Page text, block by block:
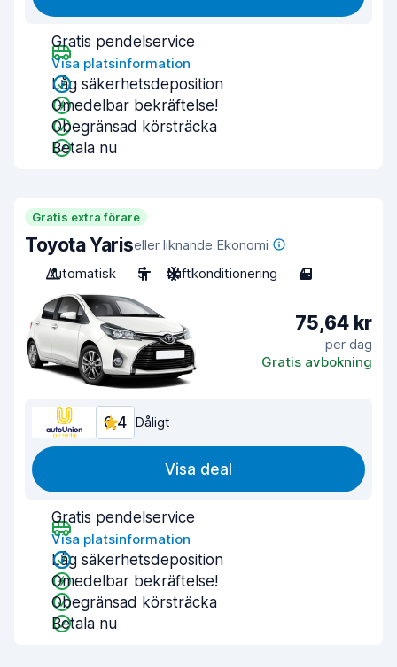
Gratis pendelservice
Visa platsinformation
Låg säkerhetsdeposition
Omedelbar bekräftelse!
Obegränsad körsträcka
Betala nu
Gratis extra förare
Toyota Yariseller liknande Ekonomi
Automatisk
5 Luftkonditionering 4
75,64 kr
per dag
Gratis avbokning
6,4 Dåligt
Visa deal
Gratis pendelservice
Visa platsinformation
Låg säkerhetsdeposition
Omedelbar bekräftelse!
Obegränsad körsträcka
Betala nu